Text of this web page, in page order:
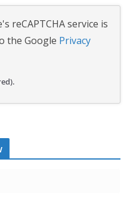
reCAPTCHA service is
the Google Privacy